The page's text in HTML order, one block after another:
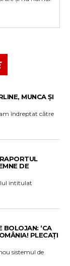
MUNCA ȘI
îndreptat către
DE
intitulat
BOLOJAN: ‘CA
PLECAȚI
sistemul de